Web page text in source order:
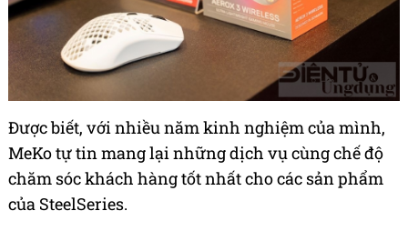
Đượcbiết, vớinhiều năm kinh nghiệm của mình,
MeKo tự tin mang lại những dịch vụ cùng chế độ
chăm sóc khách hàng tốt nhất cho các sản phẩm
của SteelSeries.